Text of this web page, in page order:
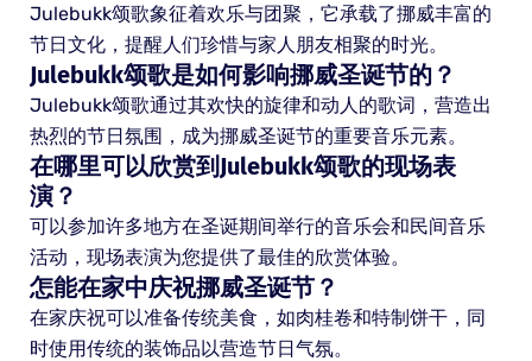
Julebukk颂歌象征着欢乐与团聚，它承载了挪威丰富的
节日文化，提醒人们珍惜与家人朋友相聚的时光。
Julebukk颂歌是如何影响挪威圣诞节的？
Julebukk颂歌通过其欢快的旋律和动人的歌词，营造出
热烈的节日氛围，成为挪威圣诞节的重要音乐元素。
在哪里可以欣赏到Julebukk颂歌的现场表
演？
可以参加许多地方在圣诞期间举行的音乐会和民间音乐
活动，现场表演为您提供了最佳的欣赏体验。
怎能在家中庆祝挪威圣诞节？
在家庆祝可以准备传统美食，如肉桂卷和特制饼干，同
时使用传统的装饰品以营造节日气氛。